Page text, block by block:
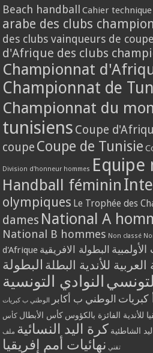
Beach handball Cahier technique
arabe des clubs
des clubs vainqueurs de coupe
d'Afrique des clubs
Championnat
Championnat de
Championnat du
tunisiens Coupe
coupe Coupe de Tunisie
Division d'honneur hommes Equipe
Handball féminin
olympiques Le Trophée des
dames National A
National B hommes Non classé
d'Afrique
الأولمبية البطولة الافريقية
العربية للأندية البطلة البطولة
النوادي التونسية
كبريات الوطني ب أكابر الوطني ب كبريات
للأندية الفائزة بالكؤوس كأس الأبطال كأس
الشاطئية كرة اليد النسائية ملف
تقني نهائيات أمم إفريقيا